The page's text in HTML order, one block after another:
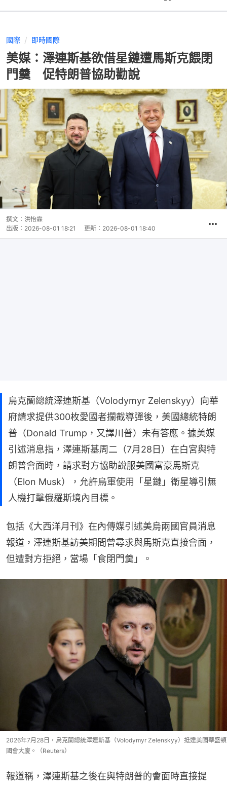
國際 即時國際
美媒：澤連斯基欲借星鏈遭馬斯克餵閉
門羹 促特朗普協助勸說
撰文： 洪怡霖
出版： 2026-08-01 18:21 更新： 2026-08-01 18:40
烏克蘭總統澤連斯基（Volodymyr Zelenskyy）向華
府請求提供300枚愛國者攔截導彈後，美國總統特朗
普（Donald Trump，又譯川普）未有答應。據美媒
引述消息指，澤連斯基周二（7月28日）在白宮與特
朗普會面時，請求對方協助說服美國富豪馬斯克
（Elon Musk），允許烏軍使用「星鏈」衛星導引無
人機打擊俄羅斯境內目標。
包括《大西洋月刊》在內傳媒引述美烏兩國官員消息
報道，澤連斯基訪美期間曾尋求與馬斯克直接會面，
但遭對方拒絕，當場「食閉門羹」。
2026年7月28日，烏克蘭總統澤連斯基（Volodymyr Zelenskyy）抵達美國華盛頓
國會大廈。（Reuters）
報道稱，澤連斯基之後在與特朗普的會面時直接提